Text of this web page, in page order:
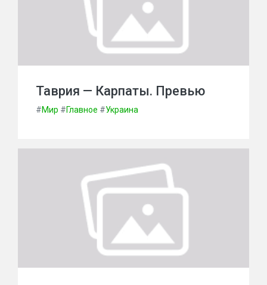
Таврия — Карпаты. Превью
#Мир #Главное #Украина